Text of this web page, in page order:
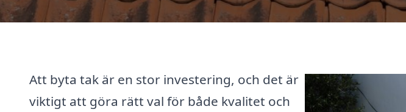
Att byta tak är en stor investering, och det är
viktigt att göra rätt val för både kvalitet och